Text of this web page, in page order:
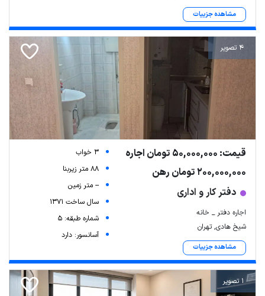
مشاهده جزییات
4 تصویر
قیمت: 50,000,000 تومان اجاره
200,000,000 تومان رهن
دفتر کار و اداری
اجاره دفتر _ خانه
شیخ هادی, تهران
مشاهده جزییات
3 خواب
88 متر زیربنا
-- متر زمین
سال ساخت 1371
شماره طبقه: 5
آسانسور: دارد
1 تصویر